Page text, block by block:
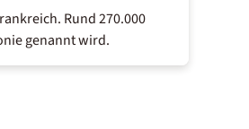
Rund 270.000
genannt wird.